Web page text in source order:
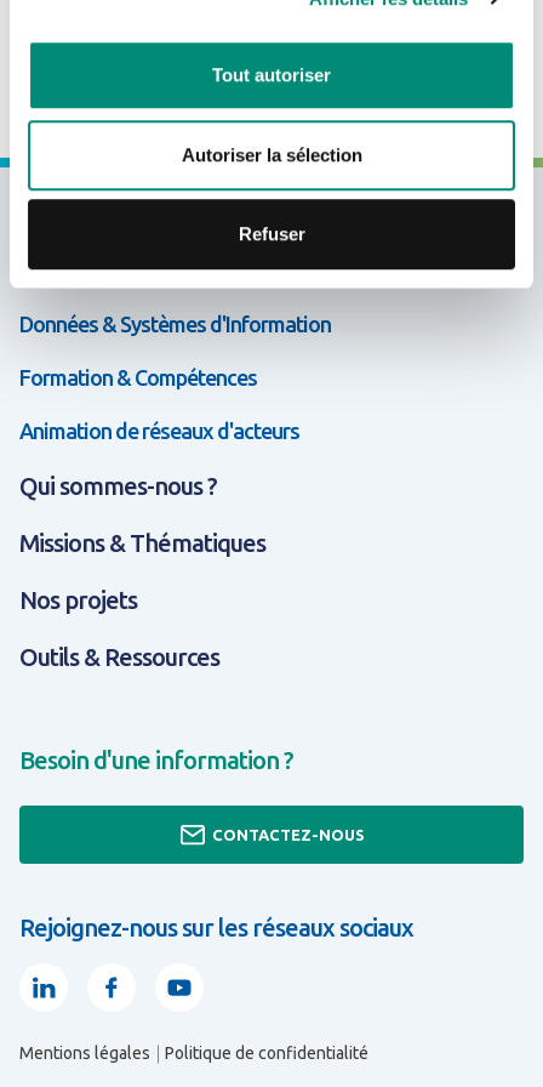
Tout autoriser
Autoriser la sélection
Refuser
Appui & Coopération
Données & Systèmes d'Information
Formation & Compétences
Animation de réseaux d'acteurs
Qui sommes-nous ?
Missions & Thématiques
Nos projets
Outils & Ressources
Besoin d'une information ?
CONTACTEZ-NOUS
Rejoignez-nous sur les réseaux sociaux
LinkedinFacebookYoutube
Mentions légales Politique de confidentialité
CRÉER UN COMPTE